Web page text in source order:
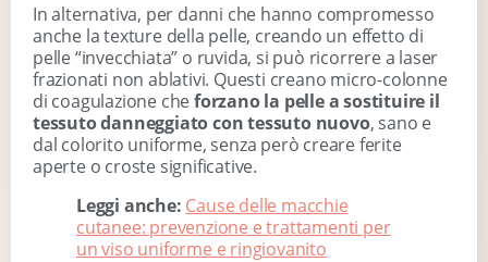
In alternativa, per danni che hanno compromesso
anche la texture della pelle, creando un effetto di
pelle “invecchiata” o ruvida, si può ricorrere a laser
frazionati non ablativi. Questi creano micro-colonne
di coagulazione cheforzano la pelle a sostituire il
tessuto danneggiato con tessuto nuovo, sano e
dal colorito uniforme, senza però creare ferite
aperte o croste significative.
Leggi anche: Cause delle macchie
cutanee: prevenzione e trattamenti per
un viso uniforme e ringiovanito